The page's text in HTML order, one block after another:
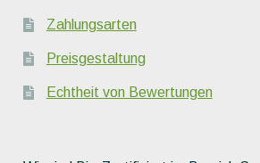
Zahlungsarten
Preisgestaltung
Echtheit von Bewertungen